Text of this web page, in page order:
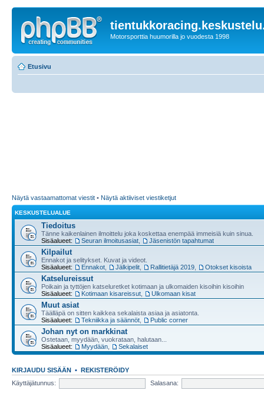
Motorsporttia huumorilla jo vuodesta 1998
Etusivu
Näytä vastaamattomat viestit • Näytä aktiiviset viestiketjut
KESKUSTELUALUE
Tiedoitus
Tänne kaikenlainen ilmoittelu joka koskettaa enempää immeisiä kuin sinua.
Sisäalueet:
Seuran ilmoitusasiat Jäsenistön tapahtumat
Kilpailut
Ennakot ja selitykset. Kuvat ja videot.
Sisäalueet:
Ennakot Jälkipelit Rallitietäjä 2019 Otokset kisoista
Katselureissut
Poikain ja tyttöjen katseluretket kotimaan ja ulkomaiden kisoihin kisoihin
Sisäalueet:
Kotimaan kisareissut Ulkomaan kisat
Muut asiat
Täälläpä on sitten kaikkea sekalaista asiaa ja asiatonta.
Sisäalueet:
Tekniikka ja säännöt Public corner
Johan nyt on markkinat
Ostetaan, myydään, vuokrataan, halutaan...
Sisäalueet:
Myydään Sekalaiset
KIRJAUDU SISÄÄN • REKISTERÖIDY
Käyttäjätunnus:
Salasana: